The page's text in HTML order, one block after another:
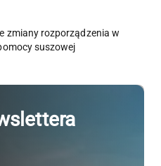
zmiany rozporządzenia w
suszowej